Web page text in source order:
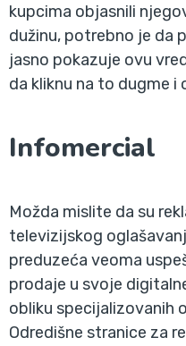
kupcima objasnili
dužinu, potrebno je da
jasno pokazuje ovu
da kliknu na to dugme i
Infomercial
Možda mislite da su
televizijskog
preduzeća veoma
prodaje u svoje
obliku specijalizovanih
Odredišne stranice za